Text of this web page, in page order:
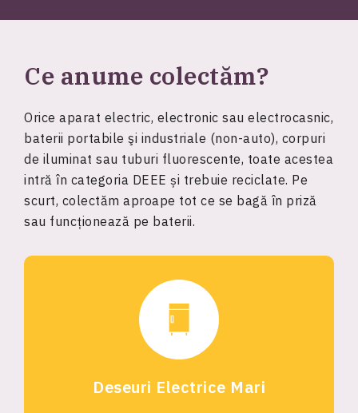
Ce anume colectăm?
Orice aparat electric, electronic sau electrocasnic,
baterii portabile şi industriale (non-auto), corpuri
de iluminat sau tuburi fluorescente, toate acestea
intră în categoria DEEE și trebuie reciclate. Pe
scurt, colectăm aproape tot ce se bagă în priză
sau funcționează pe baterii.
Deseuri Electrice Mari